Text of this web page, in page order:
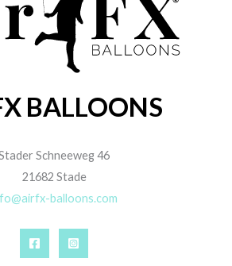
BALLOONS
Schneeweg 46
21682 Stade
balloons.com